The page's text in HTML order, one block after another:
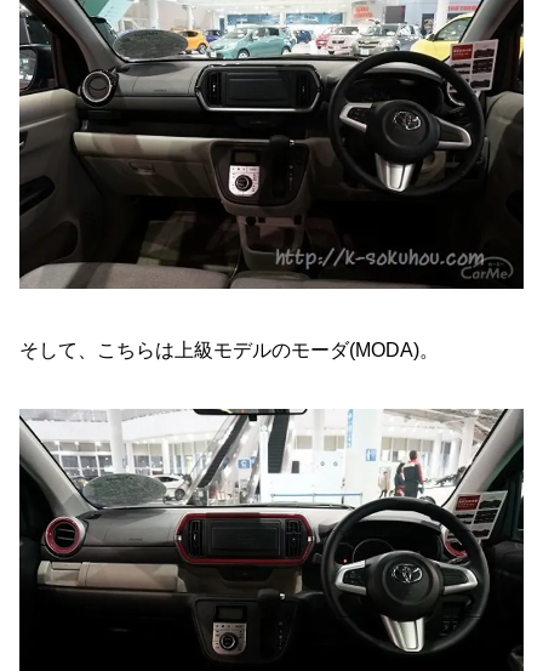
そして、こちらは上級モデルのモーダ(MODA)。